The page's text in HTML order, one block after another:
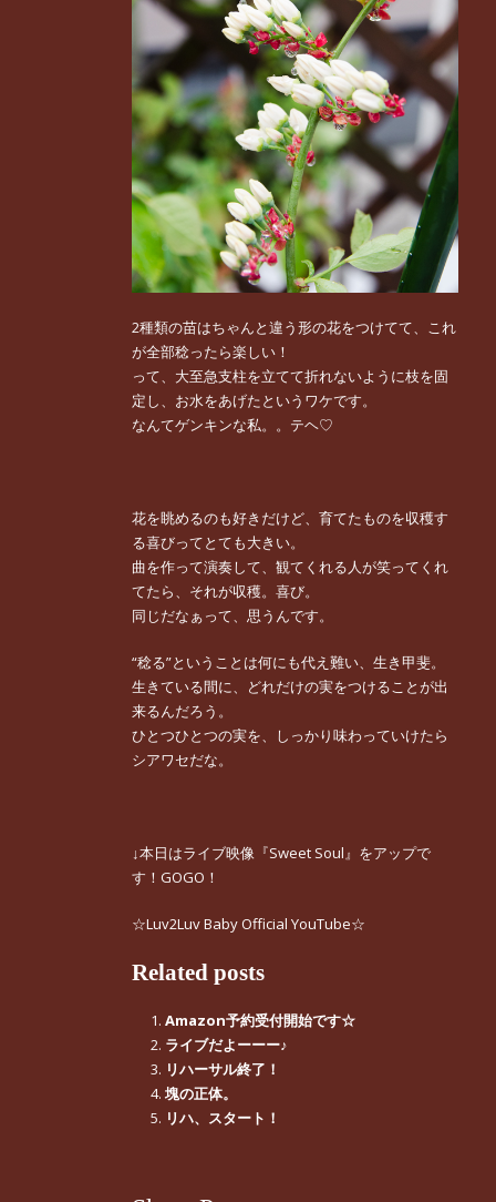
2種類の苗はちゃんと違う形の花をつけてて、これ
が全部稔ったら楽しい！
って、大至急支柱を立てて折れないように枝を固
定し、お水をあげたというワケです。
なんてゲンキンな私。。テヘ♡
花を眺めるのも好きだけど、育てたものを収穫す
る喜びってとても大きい。
曲を作って演奏して、観てくれる人が笑ってくれ
てたら、それが収穫。喜び。
同じだなぁって、思うんです。
“稔る”ということは何にも代え難い、生き甲斐。
生きている間に、どれだけの実をつけることが出
来るんだろう。
ひとつひとつの実を、しっかり味わっていけたら
シアワセだな。
↓本日はライブ映像『Sweet Soul』をアップで
す！GOGO！
☆Luv2Luv Baby Official YouTube☆
Related posts
Amazon予約受付開始です☆
ライブだよーーー♪
リハーサル終了！
塊の正体。
リハ、スタート！